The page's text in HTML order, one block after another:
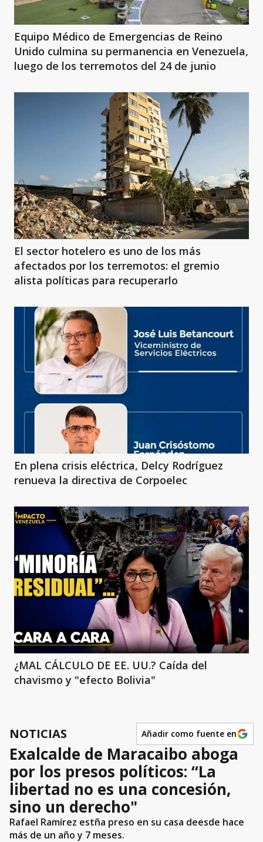
Equipo Médico de Emergencias de Reino
Unido culmina su permanencia en Venezuela,
luego de los terremotos del 24 de junio
El sector hotelero es uno de los más
afectados por los terremotos: el gremio
alista políticas para recuperarlo
En plena crisis eléctrica, Delcy Rodríguez
renueva la directiva de Corpoelec
¿MAL CÁLCULO DE EE. UU.? Caída del
chavismo y "efecto Bolivia"
NOTICIAS Añadir como fuente en
Exalcalde de Maracaibo aboga
por los presos políticos: “La
libertad no es una concesión,
sino un derecho"
Rafael Ramírez estña preso en su casa deesde hace
más de un año y 7 meses.